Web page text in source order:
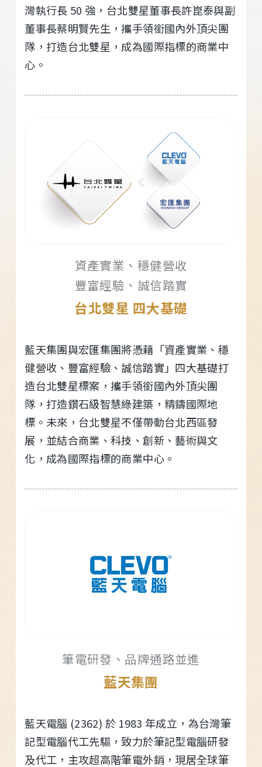
灣執行長 50 強，台北雙星董事長許崑泰與副
董事長蔡明賢先生，攜手領銜國內外頂尖團
隊，打造台北雙星，成為國際指標的商業中
心。
資產實業、穩健營收
豐富經驗、誠信踏實
台北雙星 四大基礎
藍天集團與宏匯集團將憑藉「資產實業、穩
健營收、豐富經驗、誠信踏實」四大基礎打
造台北雙星標案，攜手領銜國內外頂尖團
隊，打造鑽石級智慧綠建築，精鑄國際地
標。未來，台北雙星不僅帶動台北西區發
展，並結合商業、科技、創新、藝術與文
化，成為國際指標的商業中心。
筆電研發、品牌通路並進
藍天集團
藍天電腦 (2362) 於 1983 年成立，為台灣筆
記型電腦代工先驅，致力於筆記型電腦研發
及代工，主攻超高階筆電外銷，現居全球筆